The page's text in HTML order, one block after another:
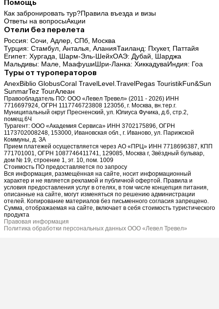
Помощь
Как забронировать тур?Правила въезда и визы
Ответы на вопросыАкции
Отели без перелета
Россия: Сочи, Адлер, СПб, Москва
Турция: Стамбул, Анталья, АланияТаиланд: Пхукет, Паттайя
Египет: Хургада, Шарм-Эль-ШейхОАЭ: Дубай, Шарджа
Мальдивы: Мале, МаафушиШри-Ланка: ХиккадуваИндия: Гоа
Туры от туроператоров
AnexBiblio GlobusCoral TravelLevel.TravelPegas TouristikFun&Sun
SunmarTez TourАлеан
Правообладатель ПО: ООО «Левел Тревел» (2011 - 2026) ИНН
7716697924, ОГРН 1117746723808 123056, г. Москва, вн.тер.г.
Муниципальный округ Пресненский, ул. Юлиуса Фучика, д.6, стр.2,
помещ.6Ч
Турагент: ООО «Академия Сервиса» ИНН 3702175896, ОГРН
1173702008248, 153000, Ивановская обл., г. Иваново, ул. Парижской
Коммуны, д. ЗА
Прием платежей осуществляется через АО «ПРЦ» ИНН 7718696387, КПП
771701001, ОГРН 1087746411741, 129085, Москва г, Звёздный бульвар,
дом № 19, строение 1, эт. 10, пом. 1009
Стоимость ПО предоставляется по запросу
Вся информация, размещённая на сайте, носит информационный
характер и не является рекламой и публичной офертой. Правила и
условия предоставления услуг в отелях, в том числе концепция питания,
описанные на сайте, могут изменяться по решению администрации
отелей. Копирование материалов без письменного согласия запрещено.
Сумма, отображаемая на сайте, включает в себя стоимость туристического
продукта
Правовая информация
Политика обработки персональных данных ООО «Левел Тревел»